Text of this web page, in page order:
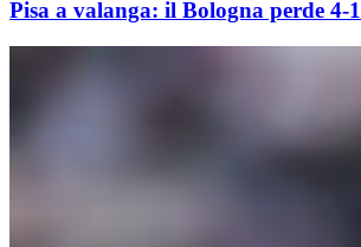
Pisa a valanga: il Bologna perde 4-1